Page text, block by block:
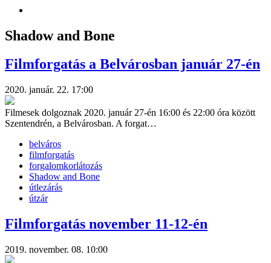
Shadow and Bone
Filmforgatás a Belvárosban január 27-én
2020. január. 22. 17:00
Filmesek dolgoznak 2020. január 27-én 16:00 és 22:00 óra között
Szentendrén, a Belvárosban. A forgat…
belváros
filmforgatás
forgalomkorlátozás
Shadow and Bone
útlezárás
útzár
Filmforgatás november 11-12-én
2019. november. 08. 10:00